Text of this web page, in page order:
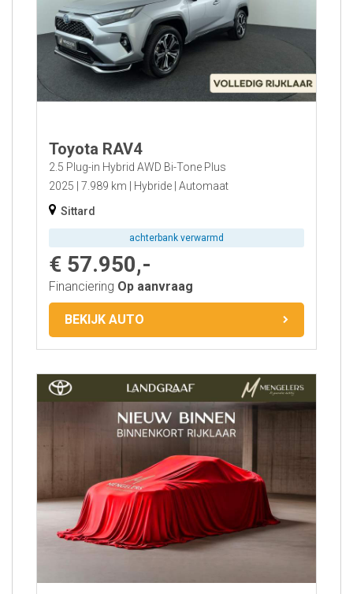
Transmissie
Km-stand
Aantal deuren
Bekleding
Locatie
Toyota RAV4
2.5 Plug-in Hybrid AWD Bi-Tone Plus
2025
7.989 km Hybride Automaat
Sittard
achterbank verwarmd
€ 57.950,-
Financiering Op aanvraag
BEKIJK AUTO